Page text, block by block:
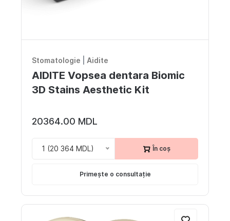
Stomatologie Aidite
AIDITE Vopsea dentara Biomic
3D Stains Aesthetic Kit
20364.00 MDL
1 (20 364 MDL) În coș
Primește o consultație